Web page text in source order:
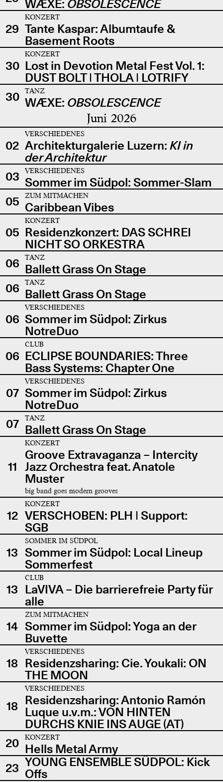
WÆXE: OBSOLESCENCE
29
KONZERT
Tante Kaspar: Albumtaufe &
Basement Roots
30
KONZERT
Lost in Devotion Metal Fest Vol. 1:
DUST BOLT | THOLA | LOTRIFY
30
TANZ
WÆXE: OBSOLESCENCE
Juni 2026
02
VERSCHIEDENES
Architekturgalerie Luzern: KI in
der Architektur
03
VERSCHIEDENES
Sommer im Südpol: Sommer-Slam
05
ZUM MITMACHEN
Caribbean Vibes
05
KONZERT
Residenzkonzert: DAS SCHREI
NICHT SO ORKESTRA
06
TANZ
Ballett Grass On Stage
06
TANZ
Ballett Grass On Stage
06
VERSCHIEDENES
Sommer im Südpol: Zirkus
NotreDuo
06
CLUB
ECLIPSE BOUNDARIES: Three
Bass Systems: Chapter One
07
VERSCHIEDENES
Sommer im Südpol: Zirkus
NotreDuo
07
TANZ
Ballett Grass On Stage
11
KONZERT
Groove Extravaganza – Intercity
Jazz Orchestra feat. Anatole
Muster
big band goes modern grooves
12
KONZERT
VERSCHOBEN: PLH | Support:
SGB
13
SOMMER IM SÜDPOL
Sommer im Südpol: Local Lineup
Sommerfest
13
CLUB
LaVIVA – Die barrierefreie Party für
alle
14
ZUM MITMACHEN
Sommer im Südpol: Yoga an der
Buvette
18
VERSCHIEDENES
Residenzsharing: Cie. Youkali: ON
THE MOON
18
VERSCHIEDENES
Residenzsharing: Antonio Ramón
Luque u.v.m.: VON HINTEN
DURCHS KNIE INS AUGE (AT)
20
KONZERT
Hells Metal Army
23 YOUNG ENSEMBLE SÜDPOL: Kick
Offs